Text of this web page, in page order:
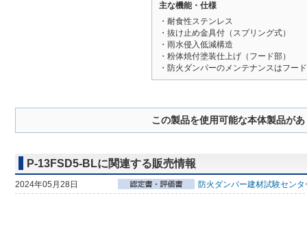
主な機能・仕様
・耐食性ステンレス
・抜け止め金具付（スプリング式）
・雨水侵入低減構造
・粉体焼付塗装仕上げ（フード部）
・防火ダンパーのメンテナンスはフー
この製品を使用可能な本体製品が
P-13FSD5-BLに関連する販売情報
2024年05月28日 防火ダンパー建材試験セン